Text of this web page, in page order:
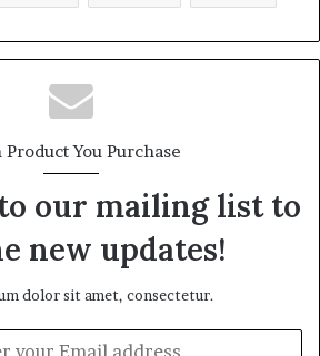
You Purchase
our mailing list to
new updates!
dolor sit amet, consectetur.